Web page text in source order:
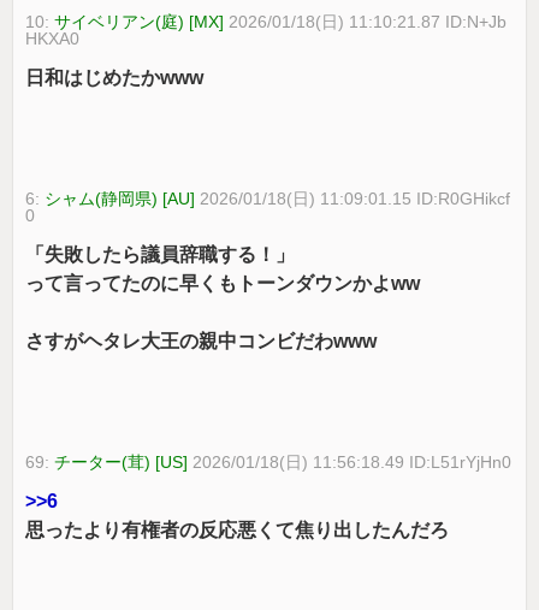
10:サイベリアン(庭) [MX] 2026/01/18(日) 11:10:21.87 ID:N+Jb
HKXA0
日和はじめたかwww
6: シャム(静岡県) [AU] 2026/01/18(日) 11:09:01.15 ID:R0GHikcf
0
「失敗したら議員辞職する！」
って言ってたのに早くもトーンダウンかよww
さすがヘタレ大王の親中コンビだわwww
69:チーター(茸) [US] 2026/01/18(日) 11:56:18.49 ID:L51rYjHn0
>>6
思ったより有権者の反応悪くて焦り出したんだろ